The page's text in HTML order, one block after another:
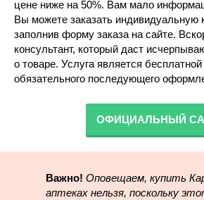
цене ниже на 50%. Вам мало
Вы можете заказать индивидуальную
заполнив форму заказа на сайте.
консультант, который даст
о товаре. Услуга является
обязательного последующего
ОФИЦИАЛЬНЫЙ
Важно! Оповещаем, купить
аптеках нельзя, поскольку